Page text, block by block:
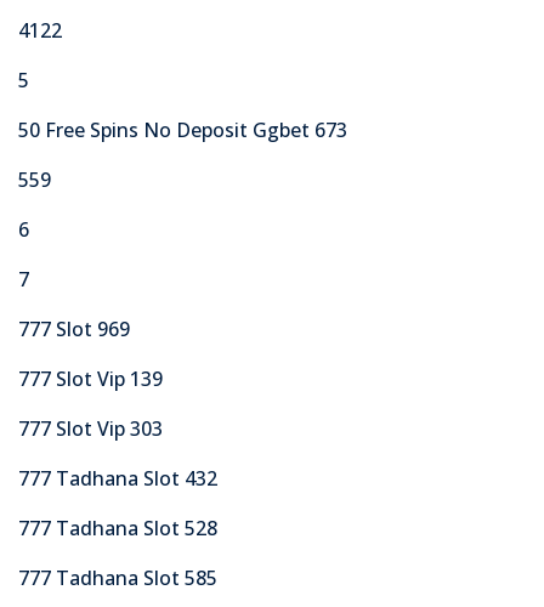
4122
5
50 Free Spins No Deposit Ggbet 673
559
6
7
777 Slot 969
777 Slot Vip 139
777 Slot Vip 303
777 Tadhana Slot 432
777 Tadhana Slot 528
777 Tadhana Slot 585